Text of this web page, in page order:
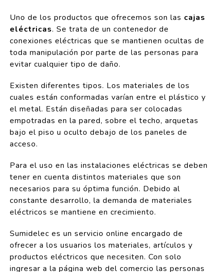
Uno de los productos que ofrecemos son las cajas
eléctricas. Se trata de un contenedor de
conexiones eléctricas que se mantienen ocultas de
toda manipulación por parte de las personas para
evitar cualquier tipo de daño.
Existen diferentes tipos. Los materiales de los
cuales están conformadas varían entre el plástico y
el metal. Están diseñadas para ser colocadas
empotradas en la pared, sobre el techo, arquetas
bajo el piso u oculto debajo de los paneles de
acceso.
Para el uso en las instalaciones eléctricas se deben
tener en cuenta distintos materiales que son
necesarios para su óptima función. Debido al
constante desarrollo, la demanda de materiales
eléctricos se mantiene en crecimiento.
Sumidelec es un servicio online encargado de
ofrecer a los usuarios los materiales, artículos y
productos eléctricos que necesiten. Con solo
ingresar a la página web del comercio las personas